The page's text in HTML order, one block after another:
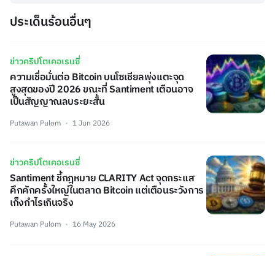
ประเด็นร้อนอื่นๆ
ข่าวคริปโตเคอเรนซี่
ความเชื่อมั่นต่อ Bitcoin บนโซเชียลพุ่งแตะจุด
สูงสุดของปี 2026 ขณะที่ Santiment เตือนอาจ
เป็นสัญญาณลบระยะสั้น
Putawan Pulom 1 Jun 2026
ข่าวคริปโตเคอเรนซี่
Santiment ชี้กฎหมาย CLARITY Act จุดกระแส
คึกคักครั้งใหญ่ในตลาด Bitcoin แต่เตือนระวังการ
เก็งกำไรเกินจริง
Putawan Pulom 16 May 2026